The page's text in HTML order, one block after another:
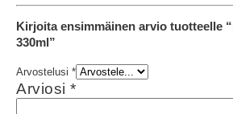
Kirjoita ensimmäinen arvio tuotteelle
330ml”
Arvostelusi *
Arviosi *